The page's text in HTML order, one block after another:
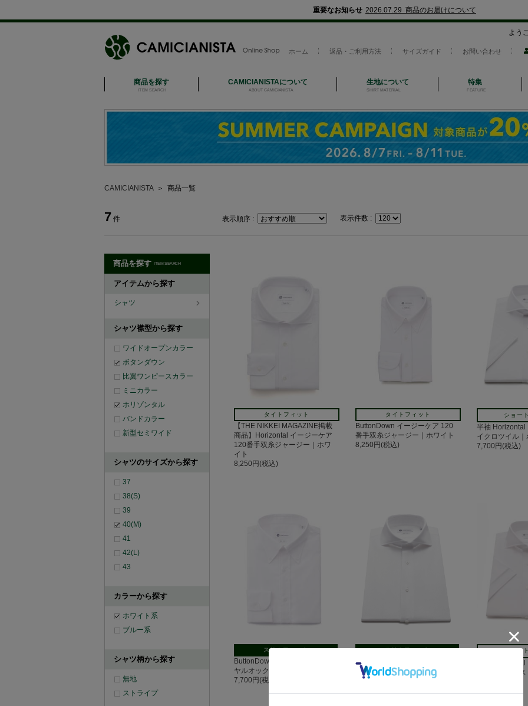
重要なお知らせ 2026.07.29 商品のお届けについて
よう
ホーム 返品・ご利用方法 サイズガイド お問い合わせ
商品を探す
ITEM SEARCH
CAMICIANISTAについて
ABOUT CAMICIANISTA
生地について
SHIRT MATERIAL
特集
FEATURE
CAMICIANISTA＞ 商品一覧
7 件 表示順序 : 表示件数 :
商品を探す ITEM SEARCH
アイテムから探す
シャツ
シャツ襟型から探す
ワイドオープンカラー
ボタンダウン
比翼ワンピースカラー
ミニカラー
ホリゾンタル
バンドカラー
新型セミワイド
シャツのサイズから探す
37
38(S)
39
40(M)
41
42(L)
43
カラーから探す
ホワイト系
ブルー系
シャツ柄から探す
無地
ストライプ
タイトフィット
【THE NIKKEI MAGAZINE掲載
商品】Horizontal イージーケア
120番手双糸ジャージー｜ホワ
イト
8,250円(税込)
タイトフィット
ButtonDown イージーケア 120
番手双糸ジャージー｜ホワイト
8,250円(税込)
ショー
半袖 Horizontal
イクロツイル
7,700円(税込)
スリムフィット
ButtonDown イージーケア ロイ
ヤルオックス｜ホワイト
7,700円(税込)
スリムフィット
Horizontal イージーケア｜ヘリ
ンボーン
7,700円(税込)
ショー
半袖
イヤルオック